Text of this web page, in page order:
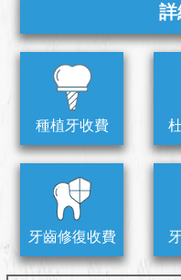
詳
種植牙收費
牙齒修復收費